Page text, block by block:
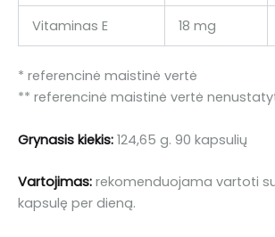
Vitaminas E 18 mg
* referencinė maistinė vertė
** referencinė maistinė vertė
Grynasis kiekis: 124,65 g. 90 kapsulių
Vartojimas: rekomenduojama vartoti
kapsulę per dieną.